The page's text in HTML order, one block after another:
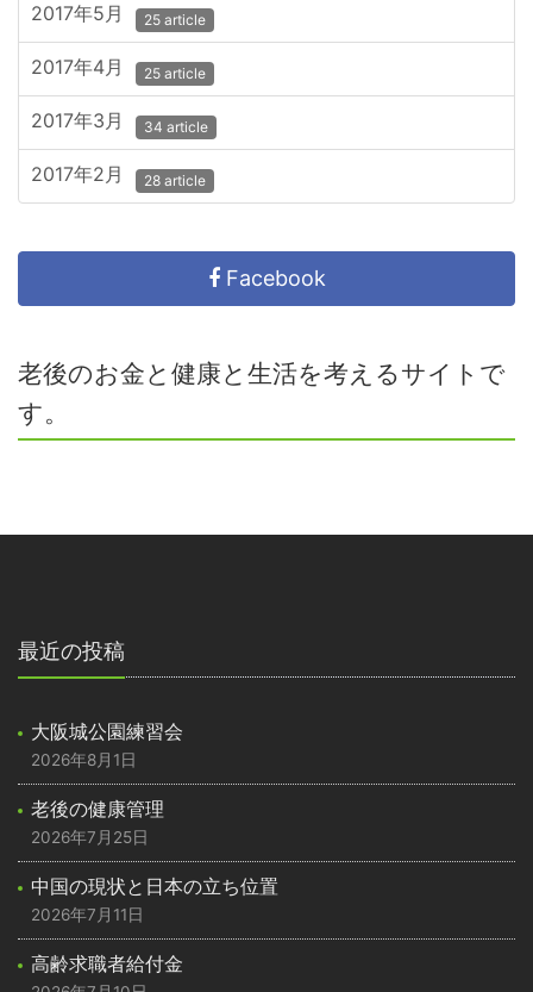
2017年5月 25 article
2017年4月 25 article
2017年3月 34 article
2017年2月 28 article
Facebook
老後のお金と健康と生活を考えるサイトで
す。
最近の投稿
大阪城公園練習会
2026年8月1日
老後の健康管理
2026年7月25日
中国の現状と日本の立ち位置
2026年7月11日
高齢求職者給付金